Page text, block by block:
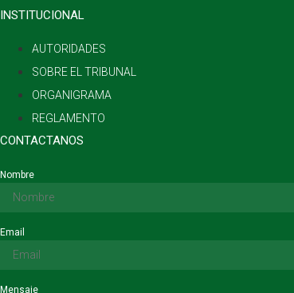
INSTITUCIONAL
AUTORIDADES
SOBRE EL TRIBUNAL
ORGANIGRAMA
REGLAMENTO
CONTACTANOS
Nombre
Email
Mensaje